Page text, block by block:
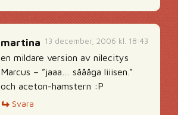
13 december, 2006 kl. 18:43
martina
en mildare version av nilecitys
Marcus – ”jaaa… såååga liiisen.”
och aceton-hamstern :P
Svara